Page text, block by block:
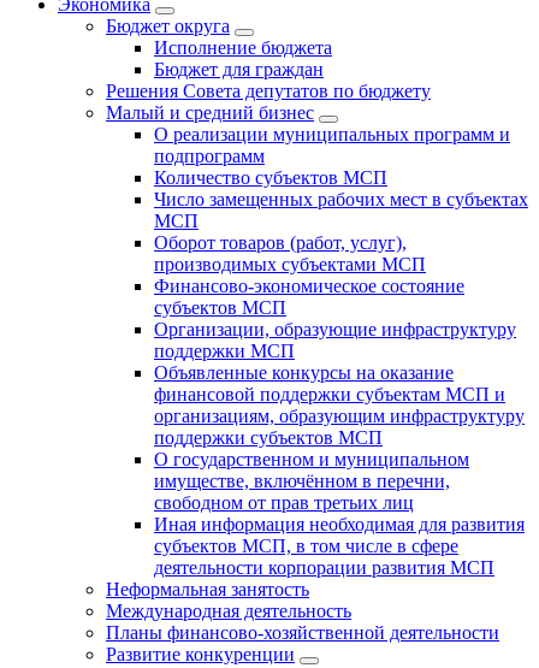
Экономика
Бюджет округa
Исполнение бюджета
Бюджет для граждан
Решения Совета депутатов по бюджету
Малый и средний бизнес
О реализации муниципальных программ и
подпрограмм
Количество субъектов МСП
Число замещенных рабочих мест в субъектах
МСП
Оборот товаров (работ, услуг),
производимых субъектами МСП
Финансово-экономическое состояние
субъектов МСП
Организации, образующие инфраструктуру
поддержки МСП
Объявленные конкурсы на оказание
финансовой поддержки субъектам МСП и
организациям, образующим инфраструктуру
поддержки субъектов МСП
О государственном и муниципальном
имуществе, включённом в перечни,
свободном от прав третьих лиц
Иная информация необходимая для развития
субъектов МСП, в том числе в сфере
деятельности корпорации развития МСП
Неформальная занятость
Международная деятельность
Планы финансово-хозяйственной деятельности
Развитие конкуренции